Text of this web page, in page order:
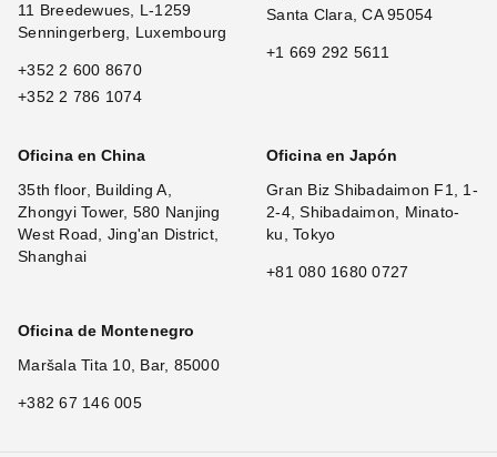
11 Breedewues, L-1259
Senningerberg, Luxembourg
+352 2 600 8670
+352 2 786 1074
Santa Clara, CA 95054
+1 669 292 5611
Oficina en China
35th floor, Building A,
Zhongyi Tower, 580 Nanjing
West Road, Jing'an District,
Shanghai
Oficina en Japón
Gran Biz Shibadaimon F1, 1-
2-4, Shibadaimon, Minato-
ku, Tokyo
+81 080 1680 0727
Oficina de Montenegro
Maršala Tita 10, Bar, 85000
+382 67 146 005